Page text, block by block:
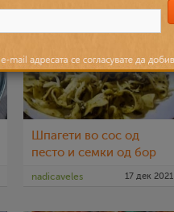
Шпагети во сос од
песто и семки од бор
nadicaveles 17 дек 2021